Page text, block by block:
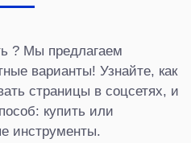
? Мы предлагаем
варианты! Узнайте, как
страницы в соцсетях, и
купить или
инструменты.